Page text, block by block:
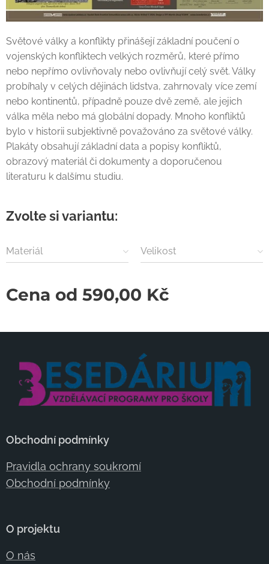
Světové války a konflikty přinášejí základní poučení o
vojenských konfliktech velkých rozměrů, které přímo
nebo nepřímo ovlivňovaly nebo ovlivňují celý svět. Války
probíhaly v celých dějinách lidstva, zahrnovaly více zemí
nebo kontinentů, případně pouze dvě země, ale jejich
válka měla nebo má globální dopady. Mnoho konfliktů
bylo v historii subjektivně považováno za světové války.
Plakáty obsahují základní data a popisy konfliktů,
obrazový materiál či dokumenty a doporučenou
literaturu k dalšímu studiu.
Zvolte si variantu:
Materiál Velikost
Cena od 590,00 Kč
Obchodní podmínky
Pravidla ochrany soukromí
Obchodní podmínky
O projektu
O nás